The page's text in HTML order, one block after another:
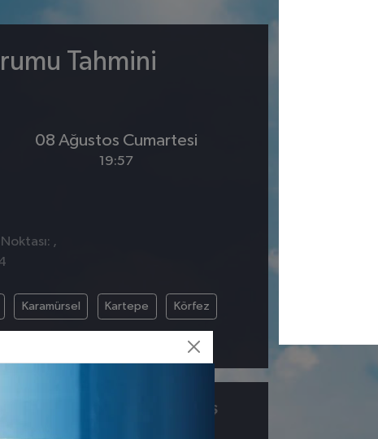
Tahmini
08 Ağustos Cumartesi
19:57
,
Karamürsel Kartepe Körfez
GÖRÜŞ